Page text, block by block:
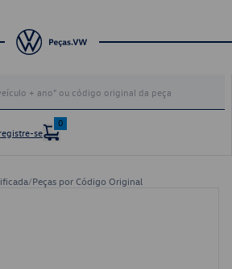
se
0
/Peças por Código Original